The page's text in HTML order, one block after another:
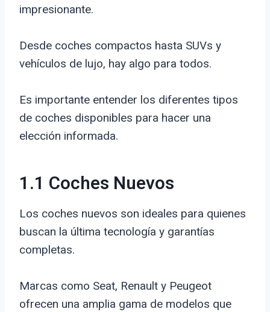
impresionante.
Desde coches compactos hasta SUVs y
vehículos de lujo, hay algo para todos.
Es importante entender los diferentes tipos
de coches disponibles para hacer una
elección informada.
1.1 Coches Nuevos
Los coches nuevos son ideales para quienes
buscan la última tecnología y garantías
completas.
Marcas como Seat, Renault y Peugeot
ofrecen una amplia gama de modelos que